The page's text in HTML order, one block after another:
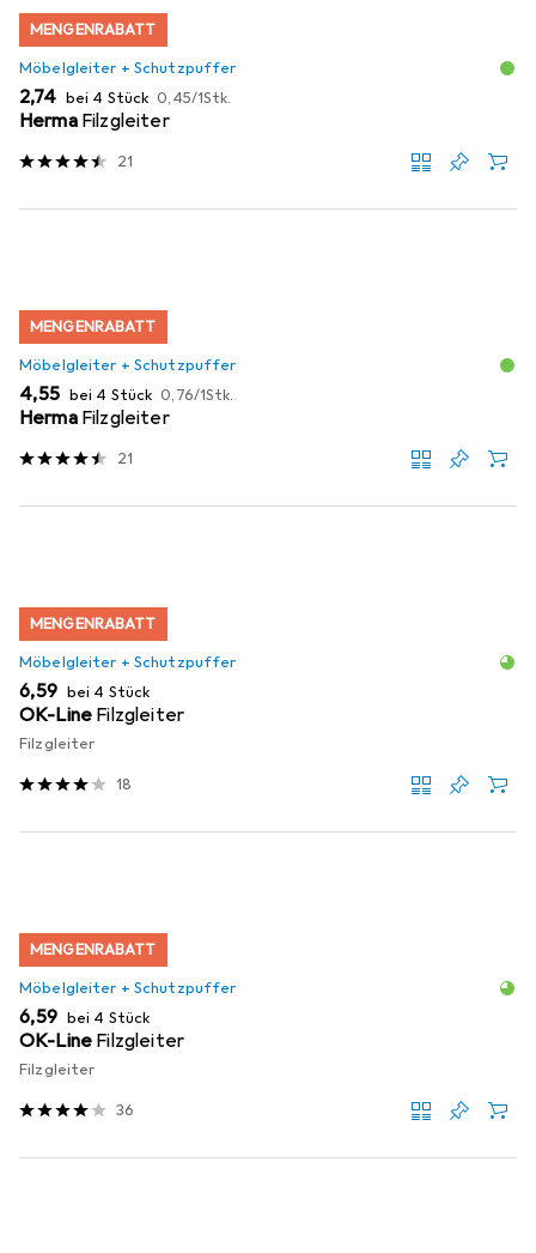
MENGENRABATT
Möbelgleiter + Schutzpuffer
EUR
2,74 bei 4 Stück EUR
0,45/1Stk.
Herma Filzgleiter
21
MENGENRABATT
Möbelgleiter + Schutzpuffer
EUR
4,55 bei 4 Stück EUR
0,76/1Stk.
Herma Filzgleiter
21
MENGENRABATT
Möbelgleiter + Schutzpuffer
EUR
6,59 bei 4 Stück
OK-Line Filzgleiter
Filzgleiter
18
MENGENRABATT
Möbelgleiter + Schutzpuffer
EUR
6,59 bei 4 Stück
OK-Line Filzgleiter
Filzgleiter
36